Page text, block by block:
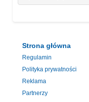
Strona główna
Regulamin
Polityka prywatności
Reklama
Partnerzy